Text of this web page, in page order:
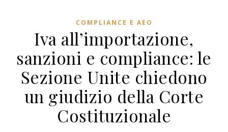
COMPLIANCE E AEO
Iva all’importazione,
sanzioni e compliance: le
Sezione Unite chiedono
un giudizio della Corte
Costituzionale